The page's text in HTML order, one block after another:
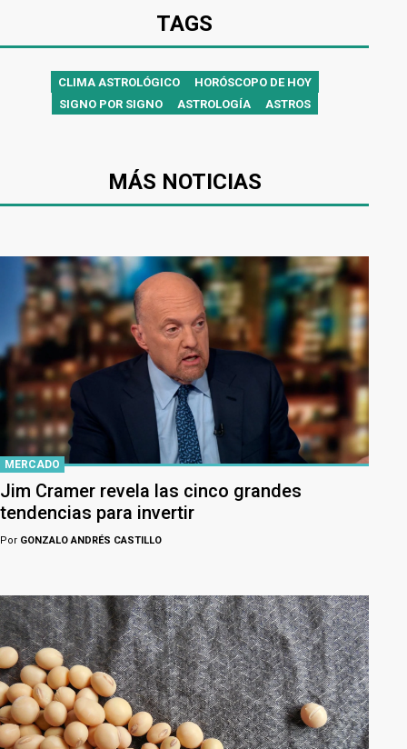
TAGS
CLIMA ASTROLÓGICO
HORÓSCOPO DE HOY
SIGNO POR SIGNO
ASTROLOGÍA ASTROS
MÁS NOTICIAS
MERCADO
Jim Cramer revela las cinco grandes
tendencias para invertir
Por GONZALO ANDRÉS CASTILLO